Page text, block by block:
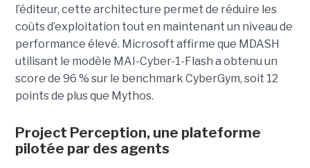
l’éditeur, cette architecture permet de réduire les
coûts d’exploitation tout en maintenant un niveau de
performance élevé. Microsoft affirme que MDASH
utilisant le modèle MAI-Cyber-1-Flash a obtenu un
score de 96 % sur le benchmark CyberGym, soit 12
points de plus que Mythos.
Project Perception, une plateforme
pilotée par des agents